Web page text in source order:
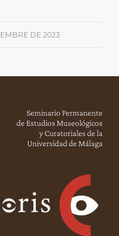
DE 2023
Seminario Permanente
de Estudios Museológicos
y Curatoriales de la
Universidad de Málaga